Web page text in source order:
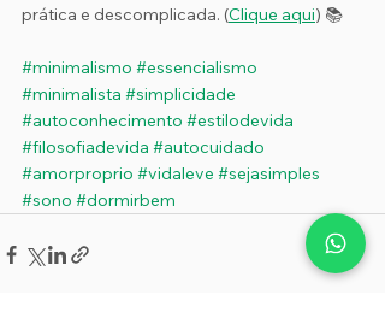
prática e descomplicada. (Clique aqui) 📚
#minimalismo #essencialismo
#minimalista #simplicidade
#autoconhecimento #estilodevida
#filosofiadevida #autocuidado
#amorproprio #vidaleve #sejasimples
#sono #dormirbem